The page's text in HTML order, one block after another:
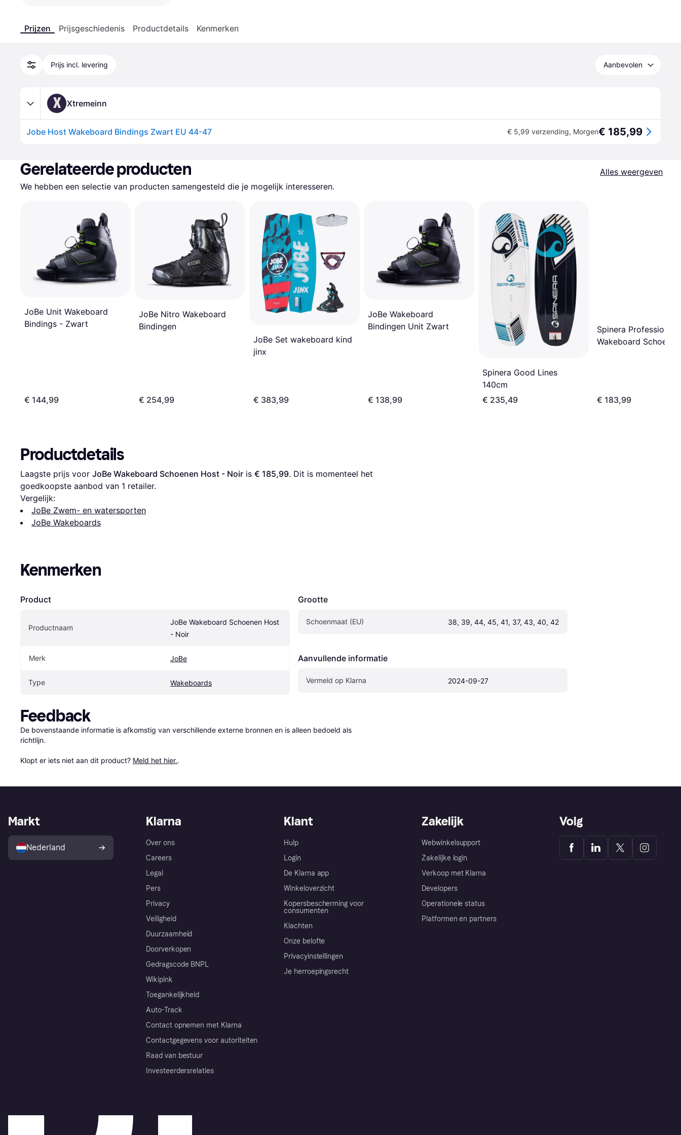
Prijzen Prijsgeschiedenis Productdetails Kenmerken
Prijs incl. levering Aanbevolen
X Xtremeinn
Jobe Host Wakeboard Bindings Zwart EU 44-47 € 5,99 verzending, Morgen€ 185,99
Gerelateerde producten
Alles weergeven
We hebben een selectie van producten samengesteld die je mogelijk interesseren.
JoBe Unit Wakeboard
Bindings - Zwart
€ 144,99
JoBe Nitro Wakeboard
Bindingen
€ 254,99
JoBe Set wakeboard kind
jinx
€ 383,99
JoBe Wakeboard
Bindingen Unit Zwart
€ 138,99
Spinera Good Lines
140cm
€ 235,49
Spinera Professionele
Wakeboard Schoenen
€ 183,99
Productdetails
Laagste prijs voor JoBe Wakeboard Schoenen Host - Noir is € 185,99. Dit is momenteel het
goedkoopste aanbod van 1 retailer.
Vergelijk:
JoBe Zwem- en watersporten
JoBe Wakeboards
Kenmerken
Product
Productnaam
JoBe Wakeboard Schoenen Host
- Noir
Merk JoBe
Type Wakeboards
Grootte
Schoenmaat (EU) 38, 39, 44, 45, 41, 37, 43, 40, 42
Aanvullende informatie
Vermeld op Klarna 2024-09-27
Feedback
De bovenstaande informatie is afkomstig van verschillende externe bronnen en is alleen bedoeld als
richtlijn.
Klopt er iets niet aan dit product? Meld het hier..
Klarna
Over ons
Careers
Legal
Pers
Privacy
Veiligheid
Duurzaamheid
Doorverkopen
Gedragscode BNPL
Wikipink
Toegankelijkheid
Auto-Track
Contact opnemen met Klarna
Contactgegevens voor autoriteiten
Raad van bestuur
Investeerdersrelaties
Klant
Hulp
Login
De Klarna app
Winkeloverzicht
Kopersbescherming voor
consumenten
Klachten
Onze belofte
Privacyinstellingen
Je herroepingsrecht
Zakelijk
Webwinkelsupport
Zakelijke login
Verkoop met Klarna
Developers
Operationele status
Platformen en partners
Markt
Nederland
Volg